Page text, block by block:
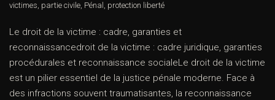
victimes, partie civile, Pénal , protection liberté
Le droit de la victime : cadre, garanties et
reconnaissancedroit de la victime : cadre juridique, garanties
procédurales et reconnaissance socialeLe droit de la victime
est un pilier essentiel de la justice pénale moderne. Face à
des infractions souvent traumatisantes, la reconnaissance